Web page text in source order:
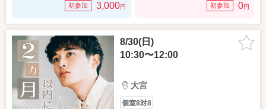
初参加 3,000円 初参加 0円
8/30(日)
10:30〜12:00
大宮
個室8対8